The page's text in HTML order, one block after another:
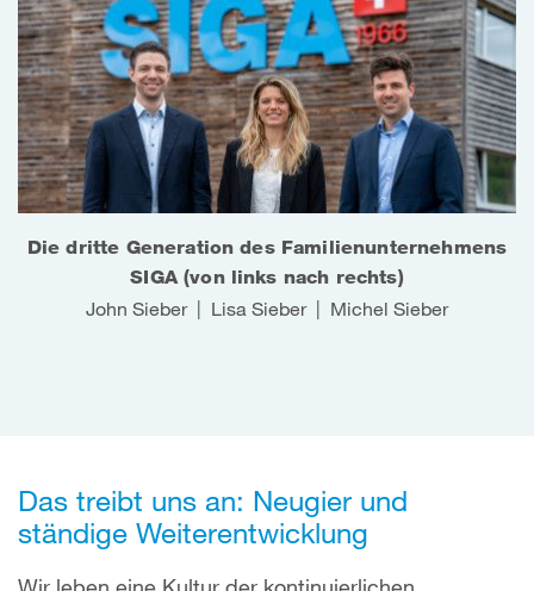
Die dritte Generation des Familienunternehmens
SIGA (von links nach rechts)
John Sieber | Lisa Sieber | Michel Sieber
Das treibt uns an: Neugier und
ständige Weiterentwicklung